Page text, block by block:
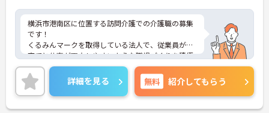
横浜市港南区に位置する訪問介護での介護職の募集
です！
くるみんマークを取得している法人で、従業員が子
育てと仕事が両立しやすいような職場づくりを積極
的に行っています。
ご興味ある方には、面接対策ポイントなど、さらに
詳細をお話しいたしますのでお気軽にご相談くださ
い！
詳細を見る 無料 紹介してもらう